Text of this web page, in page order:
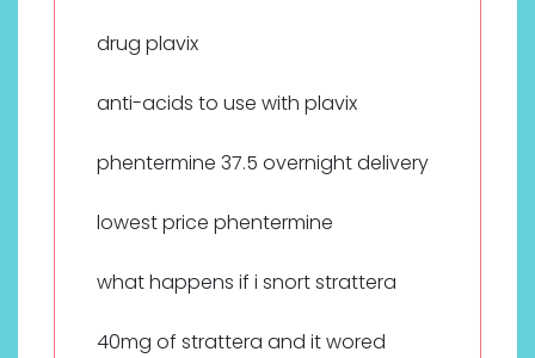
drug plavix
anti-acids to use with plavix
phentermine 37.5 overnight delivery
lowest price phentermine
what happens if i snort strattera
40mg of strattera and it wored